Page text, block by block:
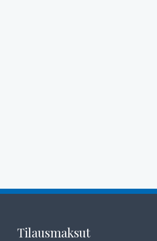
Tilausmaksut